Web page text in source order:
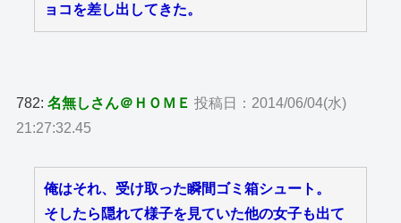
ョコを差し出してきた。
782:名無しさん＠ＨＯＭＥ 投稿日：2014/06/04(水)
21:27:32.45
俺はそれ、受け取った瞬間ゴミ箱シュート。
そしたら隠れて様子を見ていた他の女子も出て